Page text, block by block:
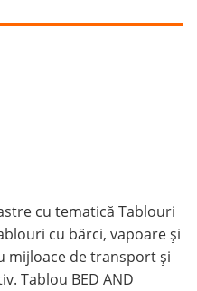
cu tematică Tablouri
cu bărci, vapoare și
mijloace de transport și
Tablou BED AND